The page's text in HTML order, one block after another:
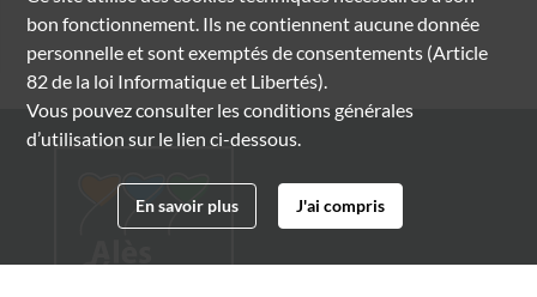
bon fonctionnement. Ils ne contiennent aucune donnée
personnelle et sont exemptés de consentements (Article
82 de la loi Informatique et Libertés).
Vous pouvez consulter les conditions générales
d’utilisation sur le lien ci-dessous.
En savoir plus J'ai compris